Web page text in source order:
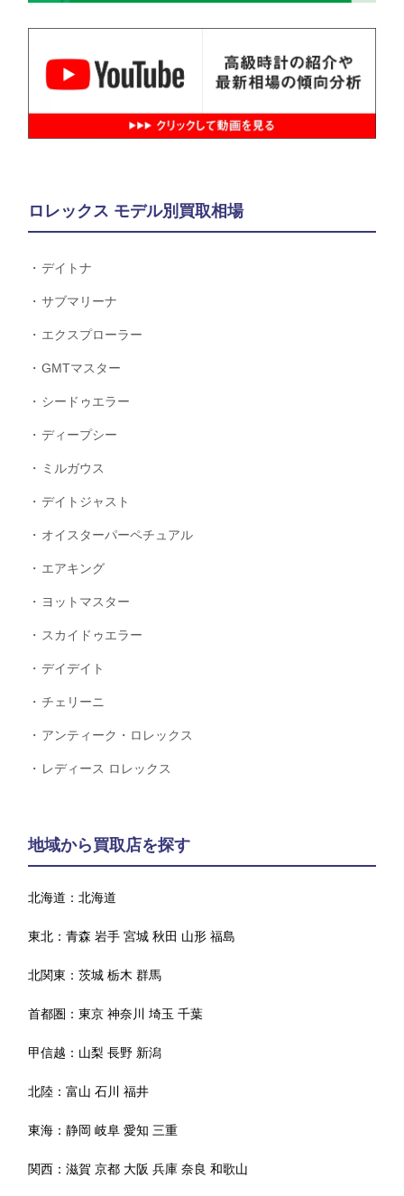
ロレックス モデル別買取相場
デイトナ
サブマリーナ
エクスプローラー
GMTマスター
シードゥエラー
ディープシー
ミルガウス
デイトジャスト
オイスターパーペチュアル
エアキング
ヨットマスター
スカイドゥエラー
デイデイト
チェリーニ
アンティーク・ロレックス
レディース ロレックス
地域から買取店を探す
北海道：北海道
東北：青森 岩手 宮城 秋田 山形 福島
北関東：茨城 栃木 群馬
首都圏：東京 神奈川 埼玉 千葉
甲信越： 山梨 長野 新潟
北陸：富山 石川 福井
東海：静岡 岐阜 愛知 三重
関西：滋賀 京都 大阪 兵庫 奈良 和歌山